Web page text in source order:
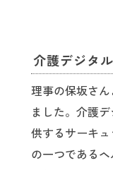
介護デジタ
理事の保坂さ
ました。介護
供するサーキ
の一つである